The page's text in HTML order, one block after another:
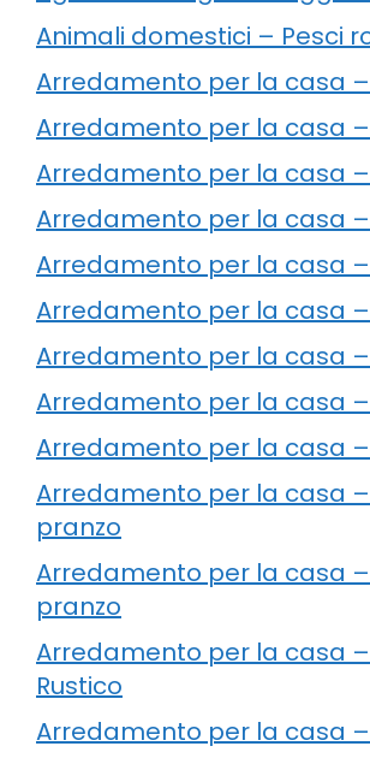
Animali domestici – Pesci
Arredamento per la casa
Arredamento per la casa
Arredamento per la casa
Arredamento per la casa
Arredamento per la casa
Arredamento per la casa
Arredamento per la casa –
Arredamento per la casa
Arredamento per la casa
Arredamento per la casa
pranzo
Arredamento per la casa
pranzo
Arredamento per la casa
Rustico
Arredamento per la casa